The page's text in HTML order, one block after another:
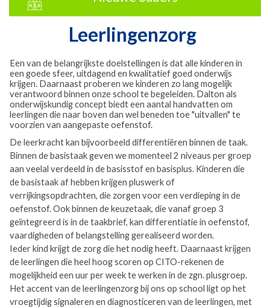
Leerlingenzorg
Een van de belangrijkste doelstellingen is dat alle kinderen in
een goede sfeer, uitdagend en kwalitatief goed onderwijs
krijgen. Daarnaast proberen we kinderen zo lang mogelijk
verantwoord binnen onze school te begeleiden. Dalton als
onderwijskundig concept biedt een aantal handvatten om
leerlingen die naar boven dan wel beneden toe "uitvallen" te
voorzien van aangepaste oefenstof.
De leerkracht kan bijvoorbeeld differentiëren binnen de taak.
Binnen de basistaak geven we momenteel 2 niveaus per groep
aan veelal verdeeld in de basisstof en basisplus. Kinderen die
de basistaak af hebben krijgen pluswerk of
verrijkingsopdrachten, die zorgen voor een verdieping in de
oefenstof. Ook binnen de keuzetaak, die vanaf groep 3
geïntegreerd is in de taakbrief, kan differentiatie in oefenstof,
vaardigheden of belangstelling gerealiseerd worden.
Ieder kind krijgt de zorg die het nodig heeft. Daarnaast krijgen
de leerlingen die heel hoog scoren op CITO-rekenen de
mogelijkheid een uur per week te werken in de zgn. plusgroep.
Het accent van de leerlingenzorg bij ons op school ligt op het
vroegtijdig signaleren en diagnosticeren van de leerlingen, met